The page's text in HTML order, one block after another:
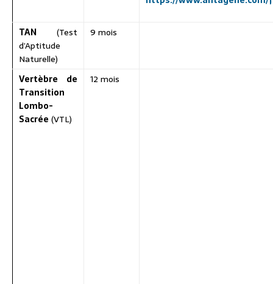
TAN (Test
d’Aptitude
Naturelle)
9 mois
Vertèbre de
Transition
Lombo-
Sacrée (VTL)
12 mois